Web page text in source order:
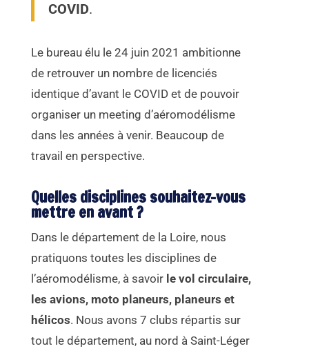
COVID.
Le bureau élu le 24 juin 2021 ambitionne
de retrouver un nombre de licenciés
identique d’avant le COVID et de pouvoir
organiser un meeting d’aéromodélisme
dans les années à venir. Beaucoup de
travail en perspective.
Quelles disciplines souhaitez-vous
mettre en avant ?
Dans le département de la Loire, nous
pratiquons toutes les disciplines de
l’aéromodélisme, à savoir le vol circulaire,
les avions, moto planeurs, planeurs et
hélicos. Nous avons 7 clubs répartis sur
tout le département, au nord à Saint-Léger